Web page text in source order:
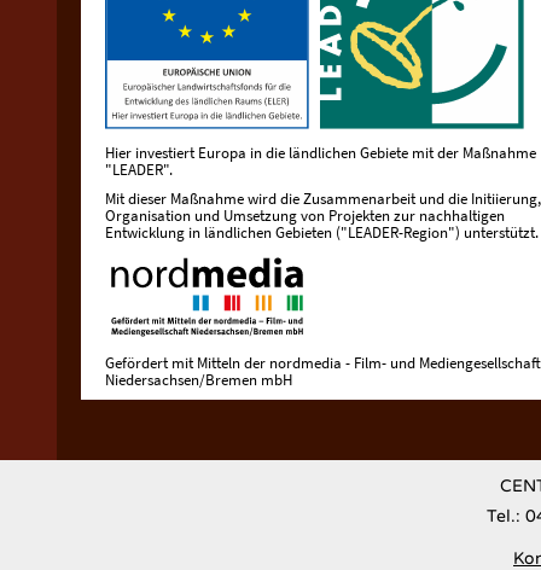
Hier investiert Europa in die ländlichen Gebiete mit der Maßnahme
"LEADER".
Mit dieser Maßnahme wird die Zusammenarbeit und die Initiierung,
Organisation und Umsetzung von Projekten zur nachhaltigen
Entwicklung in ländlichen Gebieten ("LEADER-Region") unterstützt.
Gefördert mit Mitteln der nordmedia - Film- und Mediengesellschaft
Niedersachsen/Bremen mbH
Tel.: